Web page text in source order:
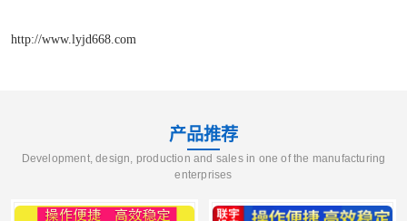
http://www.lyjd668.com
产品推荐
Development, design, production and sales in one of the manufacturing
enterprises